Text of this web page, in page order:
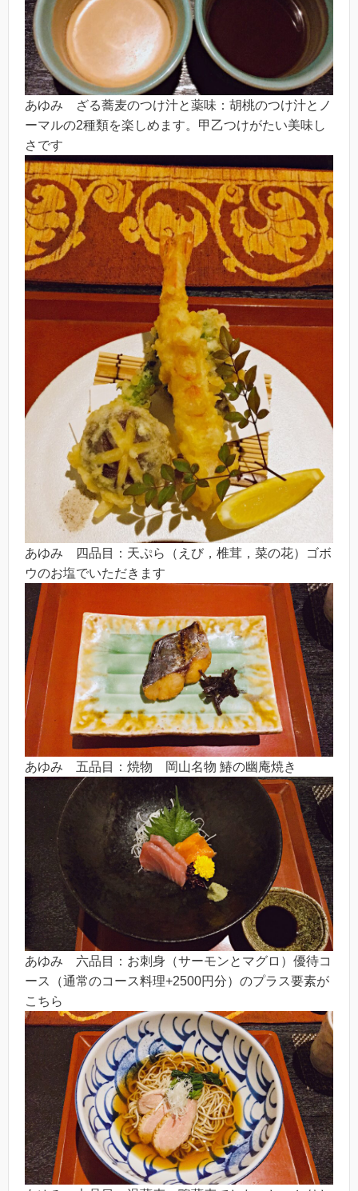
あゆみ ざる蕎麦のつけ汁と薬味：胡桃のつけ汁とノ
ーマルの2種類を楽しめます。甲乙つけがたい美味し
さです
あゆみ 四品目：天ぷら（えび，椎茸，菜の花）ゴボ
ウのお塩でいただきます
あゆみ 五品目：焼物 岡山名物 鰆の幽庵焼き
あゆみ 六品目：お刺身（サーモンとマグロ）優待コ
ース（通常のコース料理+2500円分）のプラス要素が
こちら